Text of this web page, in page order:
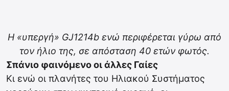
Η «υπεργή» GJ1214b ενώ περιφέρεται γύρω από
τον ήλιο της, σε απόσταση 40 ετών φωτός.
Σπάνιο φαινόμενο οι άλλες Γαίες
Κι ενώ οι πλανήτες του Ηλιακού Συστήματος